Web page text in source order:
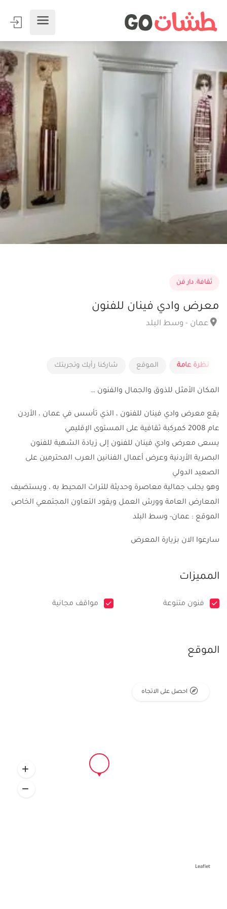
ثقافة, دار فن
معرض وادي فينان للفنون
عمان - وسط البلد
نظرة عامة الموقع شاركنا رأيك وتجربتك
المكان الأمثل للذوق والجمال والفنون …
يقع معرض وادي فينان للفنون ، الذي تأسس في عمان ، الأردن
عام 2008 كمركبة ثقافية على المستوى الإقليمي
يسعى معرض وادي فينان للفنون إلى زيادة الشهية للفنون
البصرية الأردنية وعرض أعمال الفنانين العرب المحترمين على
الصعيد الدولي
وهو يجلب جمالية معاصرة وحديثة للتراث المحيط به ، ويستضيف
المعارض العامة وورش العمل ويقود التعاون المجتمعي الخاص
الموقع : عمان- وسط البلد
سارعوا الان بزيارة المعرض
المميزات
فنون متنوعة مواقف مجانية
الموقع
Leaflet
احصل على الاتجاه